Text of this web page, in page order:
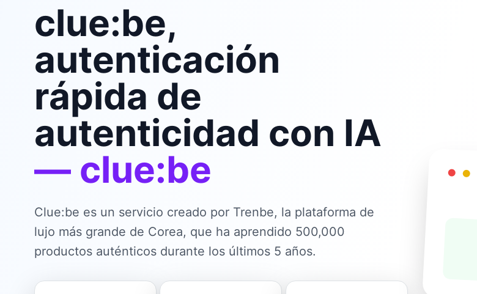
clue:be,
autenticación
rápida de
autenticidad con IA
— clue:be
Clue:be es un servicio creado por Trenbe, la plataforma de
lujo más grande de Corea, que ha aprendido 500,000
productos auténticos durante los últimos 5 años.